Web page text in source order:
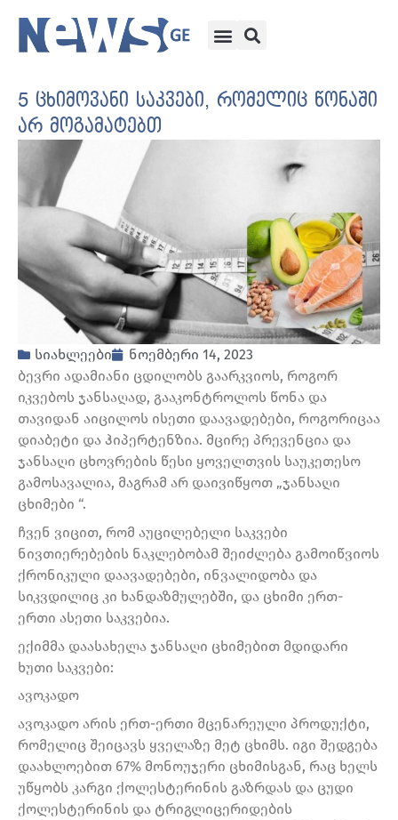
5 ცხიმოვანი საკვები, რომელიც წონაში
არ მოგამატებთ
სიახლეები
ნოემბერი 14, 2023
ბევრი ადამიანი ცდილობს გაარკვიოს, როგორ
იკვებოს ჯანსაღად, გააკონტროლოს წონა და
თავიდან აიცილოს ისეთი დაავადებები, როგორიცაა
დიაბეტი და ჰიპერტენზია. მცირე პრევენცია და
ჯანსაღი ცხოვრების წესი ყოველთვის საუკეთესო
გამოსავალია, მაგრამ არ დაივიწყოთ „ჯანსაღი
ცხიმები “.
ჩვენ ვიცით, რომ აუცილებელი საკვები
ნივთიერებების ნაკლებობამ შეიძლება გამოიწვიოს
ქრონიკული დაავადებები, ინვალიდობა და
სიკვდილიც კი ხანდაზმულებში, და ცხიმი ერთ-
ერთი ასეთი საკვებია.
ექიმმა დაასახელა ჯანსაღი ცხიმებით მდიდარი
ხუთი საკვები:
ავოკადო
ავოკადო არის ერთ-ერთი მცენარეული პროდუქტი,
რომელიც შეიცავს ყველაზე მეტ ცხიმს. იგი შედგება
დაახლოებით 67% მონოუჯერი ცხიმისგან, რაც ხელს
უწყობს კარგი ქოლესტერინის გაზრდას და ცუდი
ქოლესტერინის და ტრიგლიცერიდების